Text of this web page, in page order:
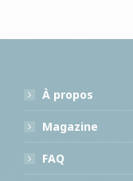
À propos
Magazine
FAQ